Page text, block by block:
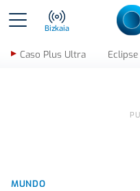
Bizkaia
Caso Plus Ultra Eclipse
MUNDO